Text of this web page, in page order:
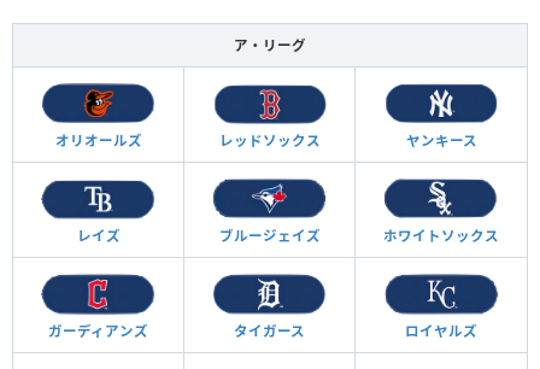
ア・リーグ
オリオールズ レッドソックス ヤンキース
レイズ ブルージェイズ ホワイトソックス
ガーディアンズ タイガース ロイヤルズ